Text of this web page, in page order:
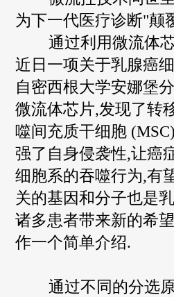
为下一代医疗诊断"颠
通过利用微流体芯
近日一项关于乳腺癌
自密西根大学安娜堡
微流体芯片,发现了转
噬间充质干细胞
强了自身侵袭性,让癌
细胞系的吞噬行为,有
关的基因和分子也是
诸多患者带来新的希
作一个简单介绍.
通过不同的分选原